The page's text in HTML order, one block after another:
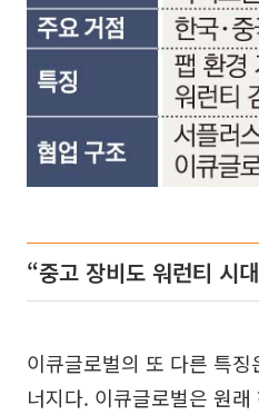
“중고 장비도 워런티 시
이큐글로벌의 또 다른 특
너지다. 이큐글로벌은 원